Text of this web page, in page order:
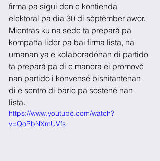
firma pa sigui den e kontienda
elektoral pa dia 30 di sèptèmber awor.
Mientras ku na sede ta prepará pa
kompaña lider pa bai firma lista, na
urnanan ya e kolaboradónan di partido
ta prepará pa di e manera ei promové
nan partido i konvensé bishitantenan
di e sentro di bario pa sostené nan
lista.
https://www.youtube.com/watch?
v=QoPbNXmUVfs